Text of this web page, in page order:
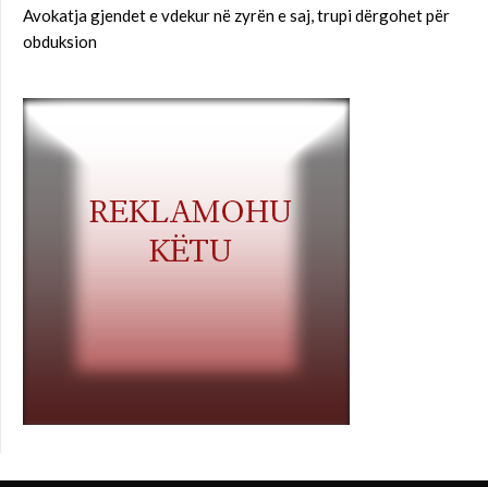
Avokatja gjendet e vdekur në zyrën e saj, trupi dërgohet për
obduksion